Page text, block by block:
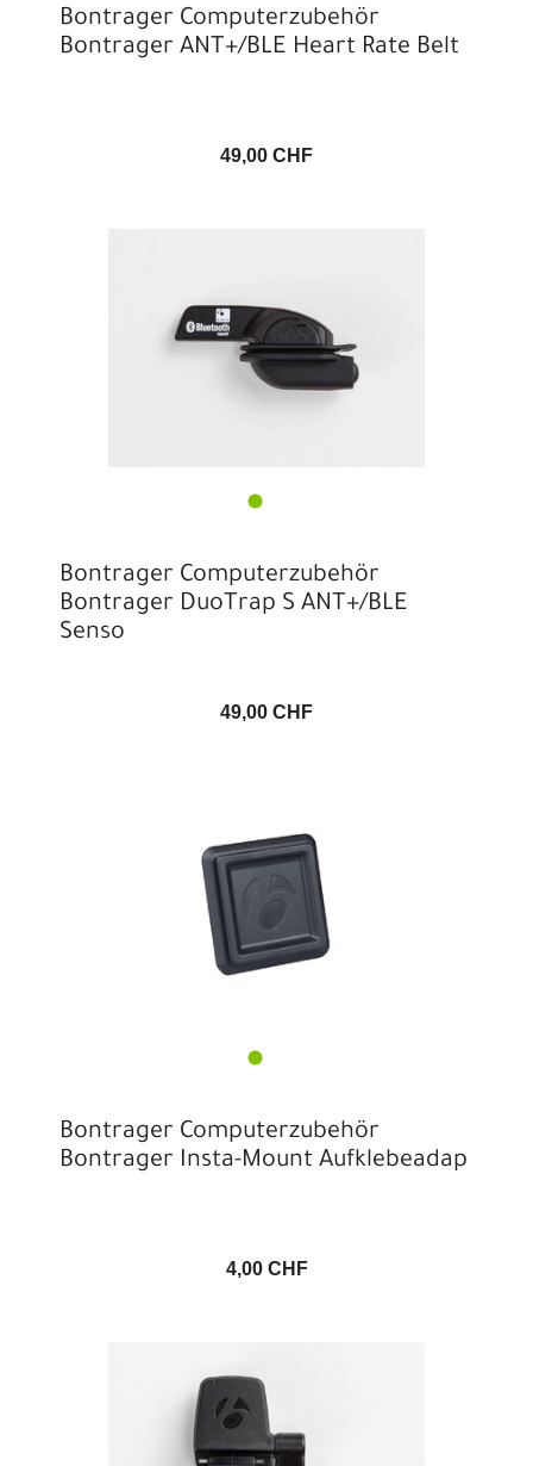
Bontrager Computerzubehör
Bontrager ANT+/BLE Heart Rate Belt
49,00 CHF
Bontrager Computerzubehör
Bontrager DuoTrap S ANT+/BLE
Senso
49,00 CHF
Bontrager Computerzubehör
Bontrager Insta-Mount Aufklebeadap
4,00 CHF